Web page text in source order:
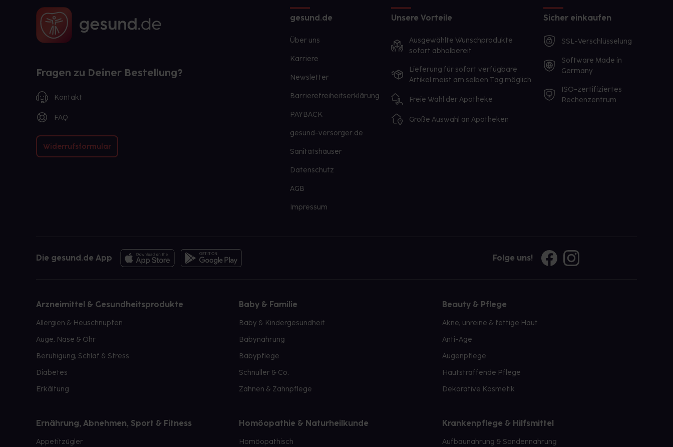
Fragen zu Deiner Bestellung?
Kontakt
FAQ
Widerrufsformular
gesund.de
Über uns
Karriere
Newsletter
Barrierefreiheitserklärung
PAYBACK
gesund-versorger.de
Sanitätshäuser
Datenschutz
AGB
Impressum
Unsere Vorteile
Ausgewählte Wunschprodukte
sofort abholbereit
Lieferung für sofort verfügbare
Artikel meist am selben Tag möglich
Freie Wahl der Apotheke
Große Auswahl an Apotheken
Sicher einkaufen
SSL-Verschlüsselung
Software Made in
Germany
ISO-zertifiziertes
Rechenzentrum
Die gesund.de App Folge uns!
Arzneimittel & Gesundheitsprodukte
Allergien & Heuschnupfen
Auge, Nase & Ohr
Beruhigung, Schlaf & Stress
Diabetes
Erkältung
Baby & Familie
Baby & Kindergesundheit
Babynahrung
Babypflege
Schnuller & Co.
Zahnen & Zahnpflege
Beauty & Pflege
Akne, unreine & fettige Haut
Anti-Age
Augenpflege
Hautstraffende Pflege
Dekorative Kosmetik
Ernährung, Abnehmen, Sport & Fitness
Appetitzügler
Homöopathie & Naturheilkunde
Homöopathisch
Krankenpflege & Hilfsmittel
Aufbaunahrung & Sondennahrung